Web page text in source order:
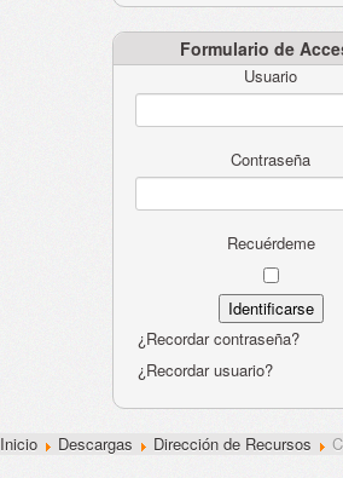
Formulario de
Usuario
Contraseña
Recuérdeme
¿Recordar contraseña?
¿Recordar usuario?
Inicio Descargas Dirección de Recursos